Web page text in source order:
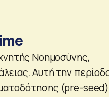
Νοημοσύνης,
Αυτή την
(pre-